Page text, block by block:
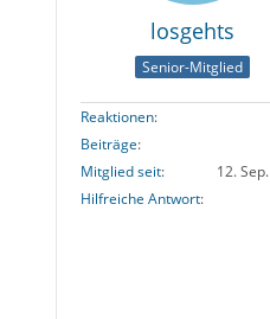
losgehts
Senior-Mitglied
Reaktionen
Beiträge
Mitglied seit
12.
Hilfreiche Antwort